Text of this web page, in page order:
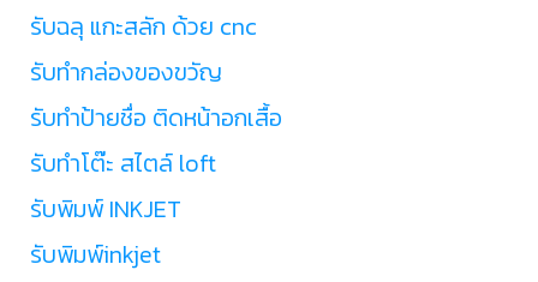
รับฉลุ แกะสลัก ด้วย cnc
รับทำกล่องของขวัญ
รับทำป้ายชื่อ ติดหน้าอกเสื้อ
รับทำโต๊ะ สไตล์ loft
รับพิมพ์ INKJET
รับพิมพ์inkjet